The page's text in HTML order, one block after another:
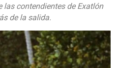
las contendientes de Exatlón
de la salida.